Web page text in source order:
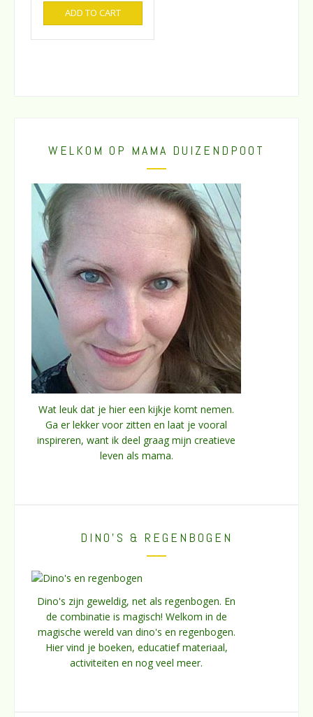
ADD TO CART
WELKOM OP MAMA DUIZENDPOOT
Wat leuk dat je hier een kijkje komt nemen.
Ga er lekker voor zitten en laat je vooral
inspireren, want ik deel graag mijn creatieve
leven als mama.
DINO’S & REGENBOGEN
Dino's zijn geweldig, net als regenbogen. En
de combinatie is magisch! Welkom in de
magische wereld van dino's en regenbogen.
Hier vind je boeken, educatief materiaal,
activiteiten en nog veel meer.